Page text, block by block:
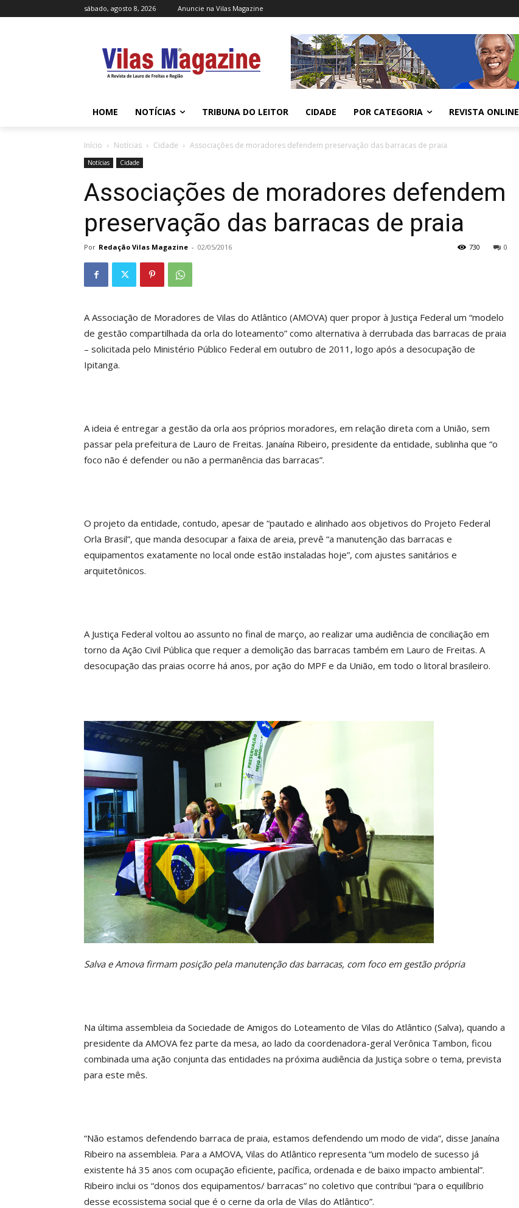
sábado, agosto 8, 2026 Anuncie na Vilas Magazine
HOME NOTÍCIAS TRIBUNA DO LEITOR CIDADE POR CATEGORIA REVISTA ONLINE
Início Notícias Cidade Associações de moradores defendem preservação das barracas de praia
Notícias Cidade
Associações de moradores defendem
preservação das barracas de praia
Por Redação Vilas Magazine - 02/05/2016 0
730
A Associação de Moradores de Vilas do Atlântico (AMOVA) quer propor à Justiça Federal um “modelo
de gestão compartilhada da orla do loteamento” como alternativa à derrubada das barracas de praia
– solicitada pelo Ministério Público Federal em outubro de 2011, logo após a desocupação de
Ipitanga.
A ideia é entregar a gestão da orla aos próprios moradores, em relação direta com a União, sem
passar pela prefeitura de Lauro de Freitas. Janaína Ribeiro, presidente da entidade, sublinha que “o
foco não é defender ou não a permanência das barracas”.
O projeto da entidade, contudo, apesar de “pautado e alinhado aos objetivos do Projeto Federal
Orla Brasil”, que manda desocupar a faixa de areia, prevê “a manutenção das barracas e
equipamentos exatamente no local onde estão instaladas hoje”, com ajustes sanitários e
arquitetônicos.
A Justiça Federal voltou ao assunto no final de março, ao realizar uma audiência de conciliação em
torno da Ação Civil Pública que requer a demolição das barracas também em Lauro de Freitas. A
desocupação das praias ocorre há anos, por ação do MPF e da União, em todo o litoral brasileiro.
Salva e Amova firmam posição pela manutenção das barracas, com foco em gestão própria
Na última assembleia da Sociedade de Amigos do Loteamento de Vilas do Atlântico (Salva), quando a
presidente da AMOVA fez parte da mesa, ao lado da coordenadora-geral Verônica Tambon, ficou
combinada uma ação conjunta das entidades na próxima audiência da Justiça sobre o tema, prevista
para este mês.
“Não estamos defendendo barraca de praia, estamos defendendo um modo de vida”, disse Janaína
Ribeiro na assembleia. Para a AMOVA, Vilas do Atlântico representa “um modelo de sucesso já
existente há 35 anos com ocupação eficiente, pacífica, ordenada e de baixo impacto ambiental”.
Ribeiro inclui os “donos dos equipamentos/ barracas” no coletivo que contribui “para o equilíbrio
desse ecossistema social que é o cerne da orla de Vilas do Atlântico”.